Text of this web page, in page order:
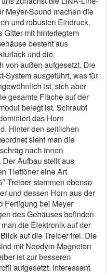
Meyer-Sound machen die
und robusten Eindruck.
Gitter mit hinterlegtem
besteht aus
und die
von außen aufgesetzt. Die
System ausgeführt, was für
ist, sich aber
gesamte Fläche auf der
belegt ist. Schraubt
das Horn
Hinter den seitlichen
sieht man die
nach innen
Aufbau stellt aus
Tieftöner eine Art
Treiber stammen ebenso
und dessen Horn aus der
Fertigung bei Meyer
des Gehäuses befinden
die Elektronik auf der
auf die Treiber frei. Die
mit Neodym-Magneten
ist zur besseren
aufgesetzt. Interessant